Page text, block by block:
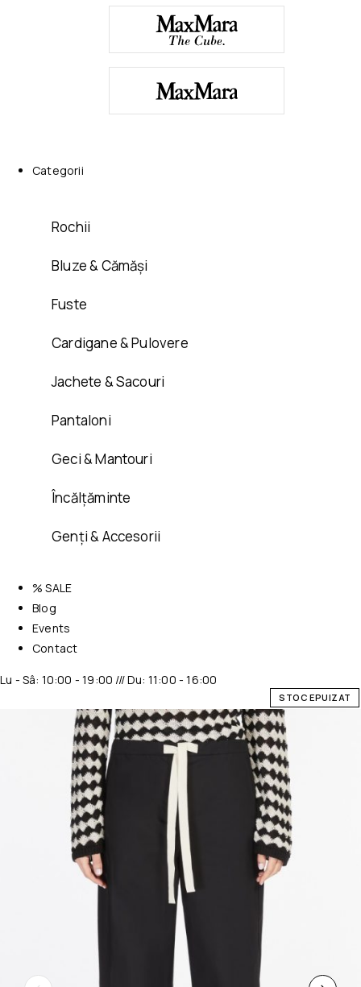
Categorii
Rochii
Bluze & Cămăși
Fuste
Cardigane & Pulovere
Jachete & Sacouri
Pantaloni
Geci & Mantouri
Încălțăminte
Genți & Accesorii
% SALE
Blog
Events
Contact
Lu - Sâ: 10:00 - 19:00 /// Du: 11:00 - 16:00
STOC EPUIZAT